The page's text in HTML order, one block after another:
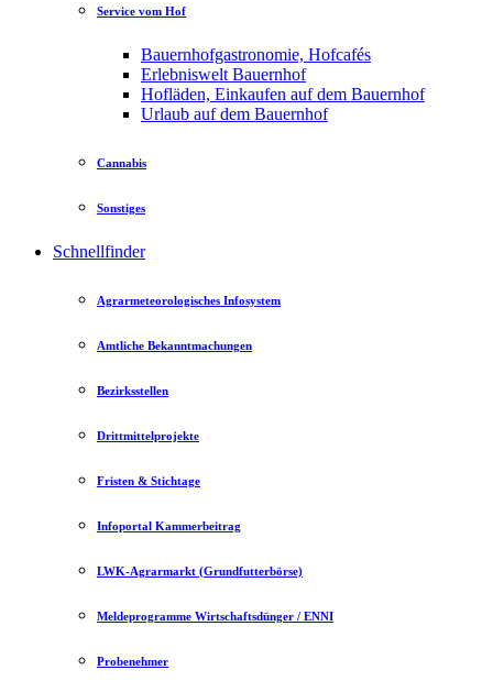
Service vom Hof
Bauernhofgastronomie, Hofcafés
Erlebniswelt Bauernhof
Hofläden, Einkaufen auf dem Bauernhof
Urlaub auf dem Bauernhof
Cannabis
Sonstiges
Schnellfinder
Agrarmeteorologisches Infosystem
Amtliche Bekanntmachungen
Bezirksstellen
Drittmittelprojekte
Fristen & Stichtage
Infoportal Kammerbeitrag
LWK-Agrarmarkt (Grundfutterbörse)
Meldeprogramme Wirtschaftsdünger / ENNI
Probenehmer